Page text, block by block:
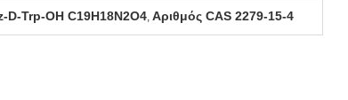
D-Trp-OH C19H18N2O4, Αριθμός CAS 2279-15-4